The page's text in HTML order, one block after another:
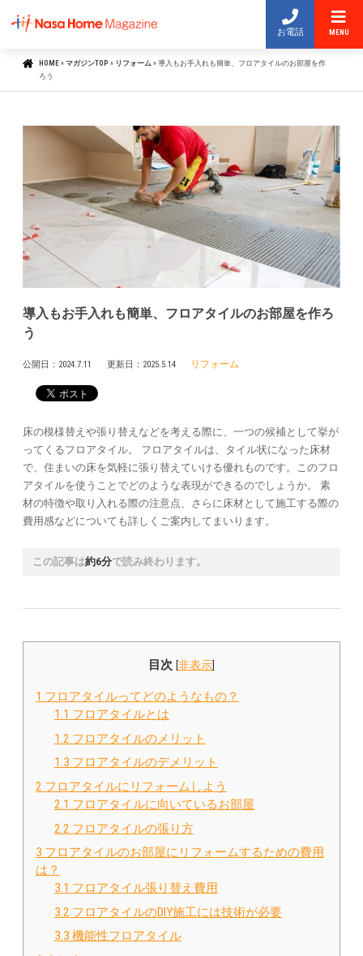
MENU
お電話
HOME » マガジンTOP » リフォーム » 導入もお手入れも簡単、フロアタイルのお部屋を作
ろう
導入もお手入れも簡単、フロアタイルのお部屋を作ろ
う
公開日： 2024.7.11 更新日： 2025.5.14 リフォーム
床の模様替えや張り替えなどを考える際に、一つの候補として挙が
ってくるフロアタイル。 フロアタイルは、タイル状になった床材
で、住まいの床を気軽に張り替えていける優れものです。このフロ
アタイルを使うことでどのような表現ができるのでしょうか。 素
材の特徴や取り入れる際の注意点、さらに床材として施工する際の
費用感などについても詳しくご案内してまいります。
この記事は約6分で読み終わります。
目次 [非表示]
1 フロアタイルってどのようなもの？
1.1 フロアタイルとは
1.2 フロアタイルのメリット
1.3 フロアタイルのデメリット
2 フロアタイルにリフォームしよう
2.1 フロアタイルに向いているお部屋
2.2 フロアタイルの張り方
3 フロアタイルのお部屋にリフォームするための費用
は？
3.1 フロアタイル張り替え費用
3.2 フロアタイルのDIY施工には技術が必要
3.3 機能性フロアタイル